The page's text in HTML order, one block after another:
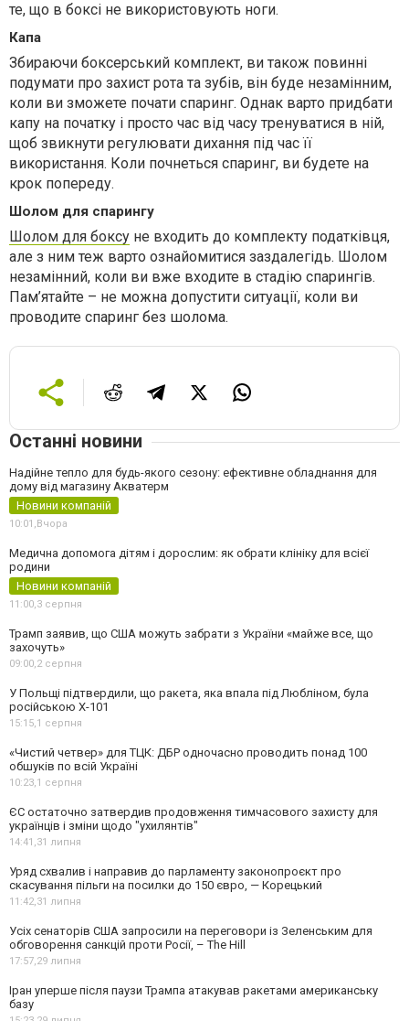
те, що в боксі не використовують ноги.
Капа
Збираючи боксерський комплект, ви також повинні
подумати про захист рота та зубів, він буде незамінним,
коли ви зможете почати спаринг. Однак варто придбати
капу на початку і просто час від часу тренуватися в ній,
щоб звикнути регулювати дихання під час її
використання. Коли почнеться спаринг, ви будете на
крок попереду.
Шолом для спарингу
Шолом для боксу не входить до комплекту податківця,
але з ним теж варто ознайомитися заздалегідь. Шолом
незамінний, коли ви вже входите в стадію спарингів.
Пам’ятайте – не можна допустити ситуації, коли ви
проводите спаринг без шолома.
Останні новини
Надійне тепло для будь-якого сезону: ефективне обладнання для
дому від магазину Акватерм
Новини компаній
10:01,Вчора
Медична допомога дітям і дорослим: як обрати клініку для всієї
родини
Новини компаній
11:00,3 серпня
Трамп заявив, що США можуть забрати з України «майже все, що
захочуть»
09:00,2 серпня
У Польщі підтвердили, що ракета, яка впала під Любліном, була
російською Х-101
15:15,1 серпня
«Чистий четвер» для ТЦК: ДБР одночасно проводить понад 100
обшуків по всій Україні
10:23,1 серпня
ЄС остаточно затвердив продовження тимчасового захисту для
українців і зміни щодо "ухилянтів"
14:41,31 липня
Уряд схвалив і направив до парламенту законопроєкт про
скасування пільги на посилки до 150 євро, — Корецький
11:42,31 липня
Усіх сенаторів США запросили на переговори із Зеленським для
обговорення санкцій проти Росії, – The Hill
17:57,29 липня
Іран уперше після паузи Трампа атакував ракетами американську
базу